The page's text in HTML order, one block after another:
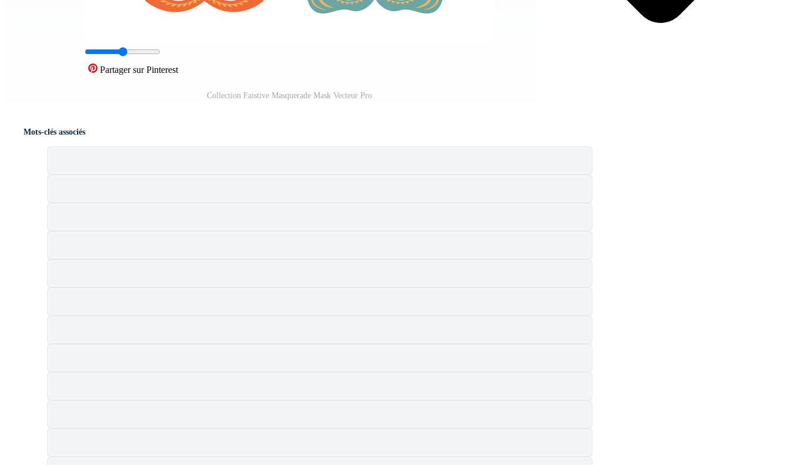
Partager sur Pinterest
Collection Faistive Masquerade Mask Vecteur Pro
Mots-clés associés